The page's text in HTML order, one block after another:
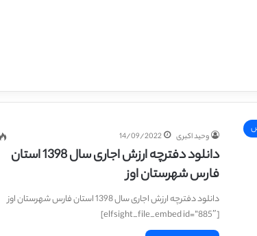
وحید اکبری 14/09/2022
دانلود دفترچه ارزش اجاری سال 1398 استان
فارس شهرستان اوز
دانلود دفترچه ارزش اجاری سال 1398 استان فارس شهرستان اوز
[elfsight_file_embed id=”885″]